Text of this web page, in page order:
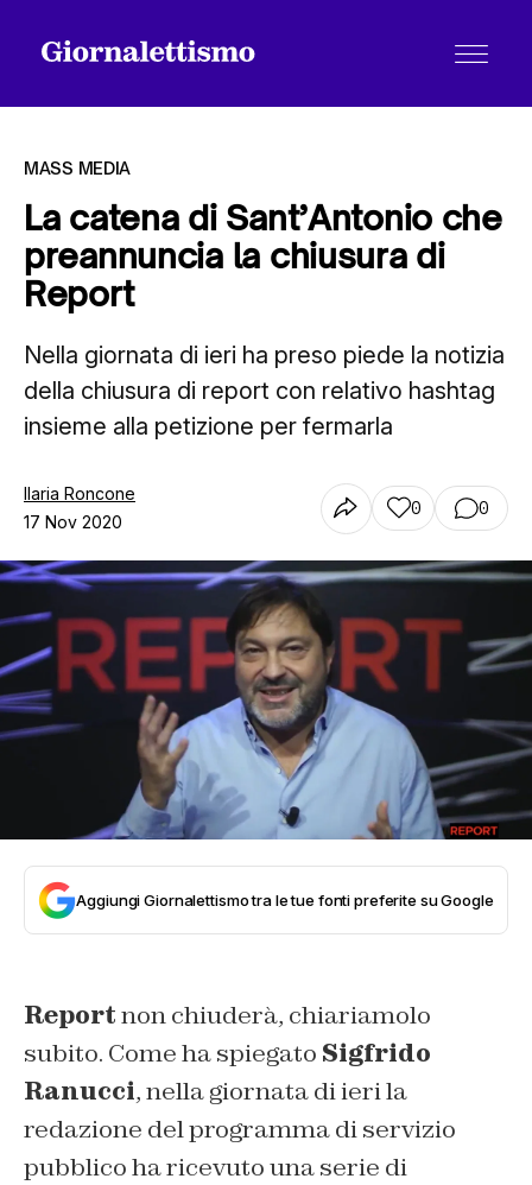
Tutti gli articoli
Chi siamo
MASS MEDIA
La catena di Sant’Antonio che
preannuncia la chiusura di
Report
Nella giornata di ieri ha preso piede la notizia
della chiusura di report con relativo hashtag
insieme alla petizione per fermarla
Ilaria Roncone
17 Nov 2020
0 0
Aggiungi Giornalettismo tra le tue fonti preferite su Google
Reportnon chiuderà, chiariamolo
subito. Come ha spiegato Sigfrido
Ranucci, nella giornata di ieri la
redazione del programma di servizio
pubblico ha ricevuto una serie di